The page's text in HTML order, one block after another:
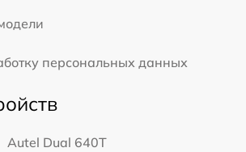
персональных данных
Autel Dual 640T